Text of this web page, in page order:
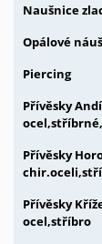
Naušnice
Opálové
Piercing
Přívěsky
Přívěsky
Přívěsky
ocel,stříbro